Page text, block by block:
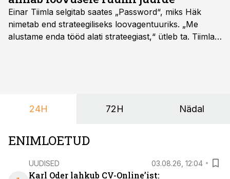
Einar Tiimla selgitab saates „Password“, miks Häk
nimetab end strateegiliseks loovagentuuriks. „Me
alustame enda tööd alati strateegiast,“ ütleb ta. Tiimla
24H 72H Nädal
ENIMLOETUD
UUDISED 03.08.26, 12:04
Karl Oder lahkub CV-Online’ist: